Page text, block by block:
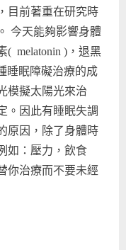
目前著重在研究時
今天能夠影響身體
( melatonin )，退黑
睡眠障礙治療的成
模擬太陽光來治
。因此有睡眠失調
原因，除了身體時
如：壓力，飲食
你治療而不要未經